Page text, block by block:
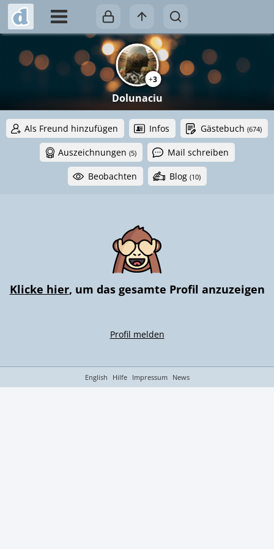
+3
Dolunaciu
Als Freund hinzufügen Infos Gästebuch (674)
Auszeichnungen (5) Mail schreiben
Beobachten Blog (10)
Klicke hier, um das gesamte Profil anzuzeigen
Profil melden
English Hilfe Impressum News